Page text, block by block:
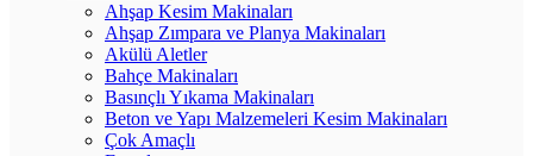
Ahşap Kesim Makinaları
Ahşap Zımpara ve Planya Makinaları
Akülü Aletler
Bahçe Makinaları
Basınçlı Yıkama Makinaları
Beton ve Yapı Malzemeleri Kesim Makinaları
Çok Amaçlı